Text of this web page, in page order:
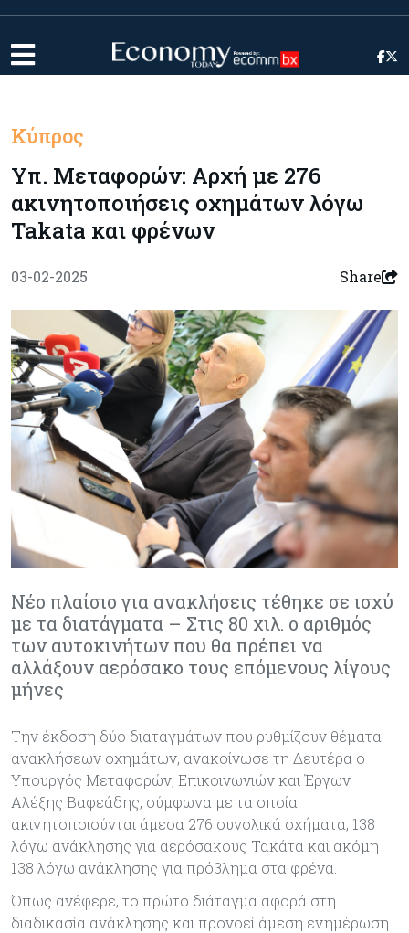
Κύπρος
Υπ. Μεταφορών: Αρχή με 276
ακινητοποιήσεις οχημάτων λόγω
Takata και φρένων
03-02-2025 Share
Νέο πλαίσιο για ανακλήσεις τέθηκε σε ισχύ
με τα διατάγματα – Στις 80 χιλ. ο αριθμός
των αυτοκινήτων που θα πρέπει να
αλλάξουν αερόσακο τους επόμενους λίγους
μήνες
Την έκδοση δύο διαταγμάτων που ρυθμίζουν θέματα
ανακλήσεων οχημάτων, ανακοίνωσε τη Δευτέρα ο
Υπουργός Μεταφορών, Επικοινωνιών και Έργων
Αλέξης Βαφεάδης, σύμφωνα με τα οποία
ακινητοποιούνται άμεσα 276 συνολικά οχήματα, 138
λόγω ανάκλησης για αερόσακους Τακάτα και ακόμη
138 λόγω ανάκλησης για πρόβλημα στα φρένα.
Όπως ανέφερε, το πρώτο διάταγμα αφορά στη
διαδικασία ανάκλησης και προνοεί άμεση ενημέρωση